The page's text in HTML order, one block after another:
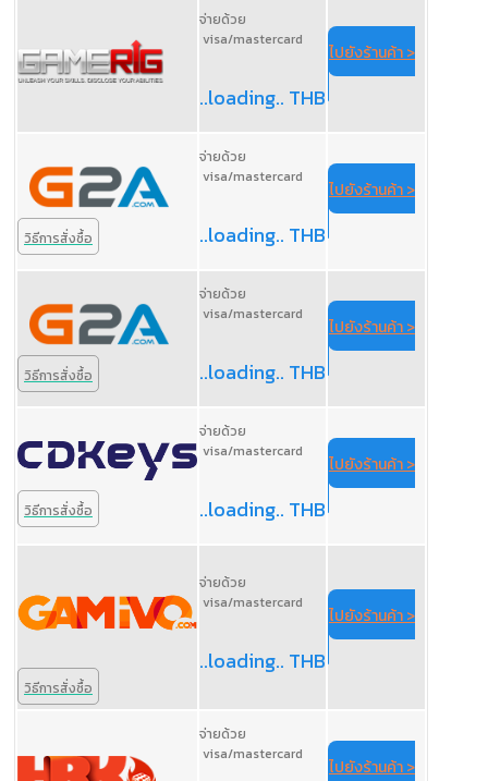
จ่ายด้วย
visa/mastercard
..loading.. THB
ไปยังร้านค้า >
วิธีการสั่งซื้อ
จ่ายด้วย
visa/mastercard
..loading.. THB
ไปยังร้านค้า >
วิธีการสั่งซื้อ
จ่ายด้วย
visa/mastercard
..loading.. THB
ไปยังร้านค้า >
วิธีการสั่งซื้อ
จ่ายด้วย
visa/mastercard
..loading.. THB
ไปยังร้านค้า >
วิธีการสั่งซื้อ
จ่ายด้วย
visa/mastercard
..loading.. THB
ไปยังร้านค้า >
จ่ายด้วย
visa/mastercard
ไปยังร้านค้า >